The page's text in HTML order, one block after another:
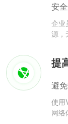
安
企业
源，
提
避
使用
网络